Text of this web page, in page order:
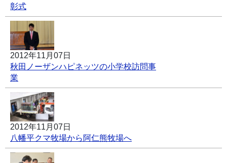
彰式
2012年11月07日
秋田ノーザンハピネッツの小学校訪問事
業
2012年11月07日
八幡平クマ牧場から阿仁熊牧場へ